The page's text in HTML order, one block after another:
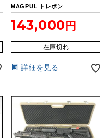
MAGPUL トレポン
143,000
在庫切れ
詳細を見る